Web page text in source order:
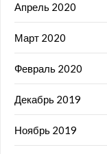
Апрель 2020
Март 2020
Февраль 2020
Декабрь 2019
Ноябрь 2019